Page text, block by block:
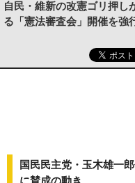
自民・維新の改憲ゴリ押し
る「憲法審査会」開催を強
国民民主党・玉木雄一